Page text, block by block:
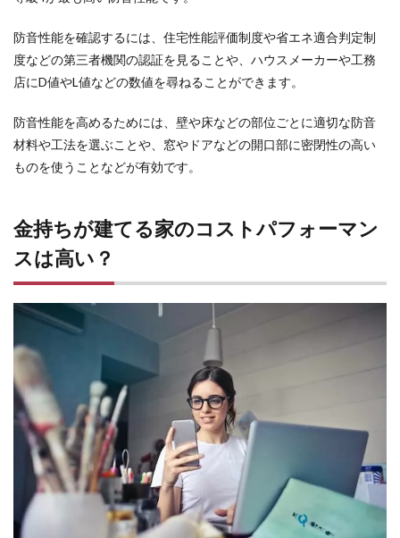
防音性能を確認するには、住宅性能評価制度や省エネ適合判定制
度などの第三者機関の認証を見ることや、ハウスメーカーや工務
店にD値やL値などの数値を尋ねることができます。
防音性能を高めるためには、壁や床などの部位ごとに適切な防音
材料や工法を選ぶことや、窓やドアなどの開口部に密閉性の高い
ものを使うことなどが有効です。
金持ちが建てる家のコストパフォーマン
スは高い？